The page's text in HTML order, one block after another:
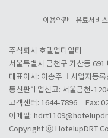
이용약관 유료서비
주식회사 호텔업디알티
서울특별시 금천구 가산동
대표이사: 이송주
사업자등
통신판매업신고: 서울금천-
고객센터: 1644-7896
Fax:
이메일:
Copyright ⓒ HotelupDRT